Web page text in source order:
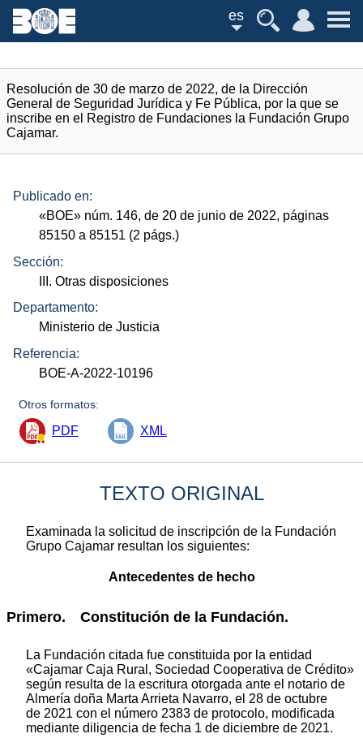
es
Resolución de 30 de marzo de 2022, de la Dirección
General de Seguridad Jurídica y Fe Pública, por la que se
inscribe en el Registro de Fundaciones la Fundación Grupo
Cajamar.
Publicado en:
«BOE» núm. 146, de 20 de junio de 2022, páginas
85150 a 85151 (2 págs.)
Sección:
III. Otras disposiciones
Departamento:
Ministerio de Justicia
Referencia:
BOE-A-2022-10196
Otros formatos:
PDF XML
TEXTO ORIGINAL
Examinada la solicitud de inscripción de la Fundación
Grupo Cajamar resultan los siguientes:
Antecedentes de hecho
Primero. Constitución de la Fundación.
La Fundación citada fue constituida por la entidad
«Cajamar Caja Rural, Sociedad Cooperativa de Crédito»
según resulta de la escritura otorgada ante el notario de
Almería doña Marta Arrieta Navarro, el 28 de octubre
de 2021 con el número 2383 de protocolo, modificada
mediante diligencia de fecha 1 de diciembre de 2021.